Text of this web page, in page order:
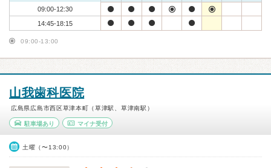
09:00-12:30
14:45-18:15
09:00-13:00
山我歯科医院
広島県広島市西区草津本町（草津駅、草津南駅）
駐車場あり マイナ受付
土曜（〜13:00）